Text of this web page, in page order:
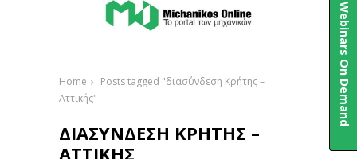
Home
Posts tagged "διασύνδεση Κρήτης –
Αττικής"
ΔΙΑΣΎΝΔΕΣΗ ΚΡΉΤΗΣ –
ΑΤΤΙΚΉΣ
Webinars On Demand